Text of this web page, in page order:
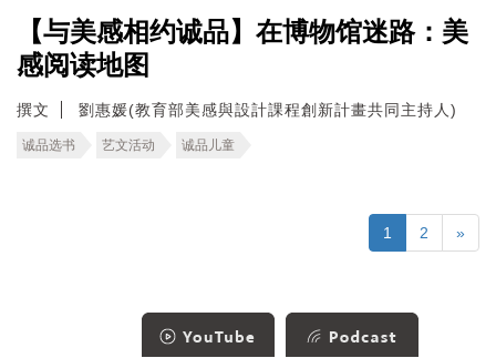
【与美感相约诚品】在博物馆迷路：美
感阅读地图
撰文 劉惠媛(教育部美感與設計課程創新計畫共同主持人)
诚品选书 艺文活动 诚品儿童
1 2 »